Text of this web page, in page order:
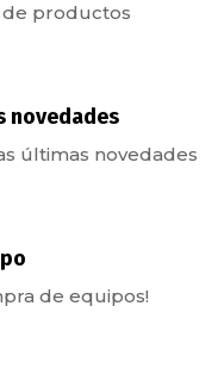
de productos
novedades
últimas novedades
de equipos!